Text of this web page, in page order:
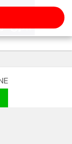
งทุนเปิดเค ยูโร
หุ้นพื้นฐานดีใน
Equity Growth,
กองทุนหลักมีผล
Allianz Global
ก